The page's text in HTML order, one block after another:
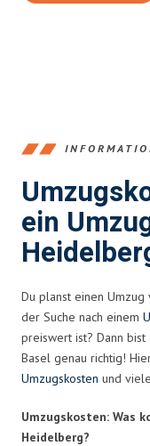
ein
Du planst einen
der Suche nach einem
preiswert ist? Dann
Basel genau richtig!
Umzugskosten und
Umzugskosten: Was
Heidelberg?